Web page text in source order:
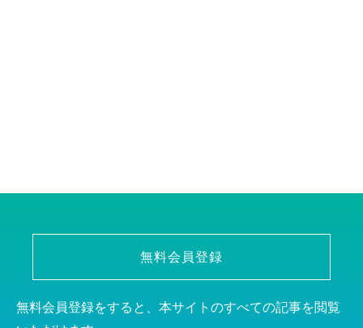
無料会員登録
無料会員登録をすると、本サイトのすべての記事を閲覧